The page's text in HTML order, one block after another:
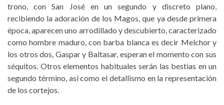
trono, con San José en un segundo y discreto plano,
recibiendo la adoración de los Magos, que ya desde primera
época, aparecen uno arrodillado y descubierto, caracterizado
como hombre maduro, con barba blanca es decir Melchor y
los otros dos, Gaspar y Baltasar, esperan el momento con sus
séquitos. Otros elementos habituales serán las bestias en un
segundo término, así como el detallismo en la representación
de los cortejos.